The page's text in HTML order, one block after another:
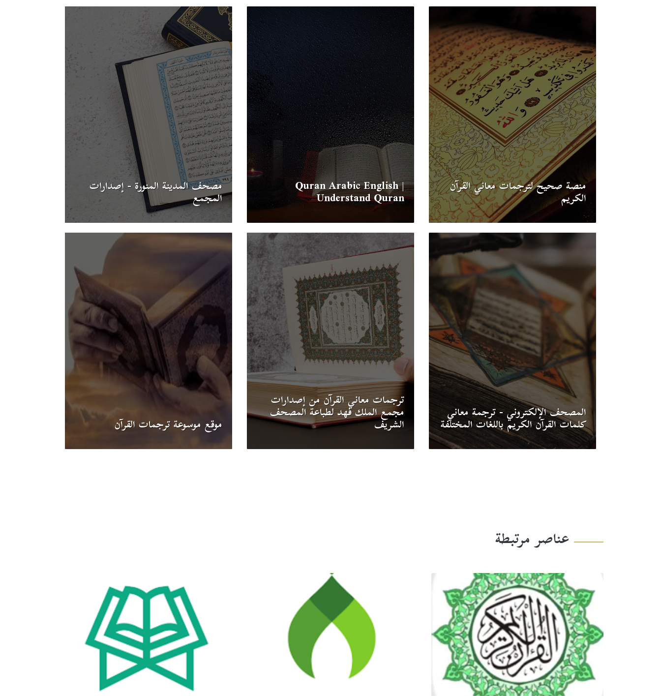
منصة صحيح لترجمات معاني القرآن
الكريم
Quran Arabic English |
Understand Quran
مصحف المدينة المنورة - إصدارات
المجمع
المصحف الإلكتروني - ترجمة معاني
كلمات القرآن الكريم باللغات المختلفة
ترجمات معاني القرآن من إصدارات
مجمع الملك فهد لطباعة المصحف
الشريف موقع موسوعة ترجمات القرآن
عناصر مرتبطة